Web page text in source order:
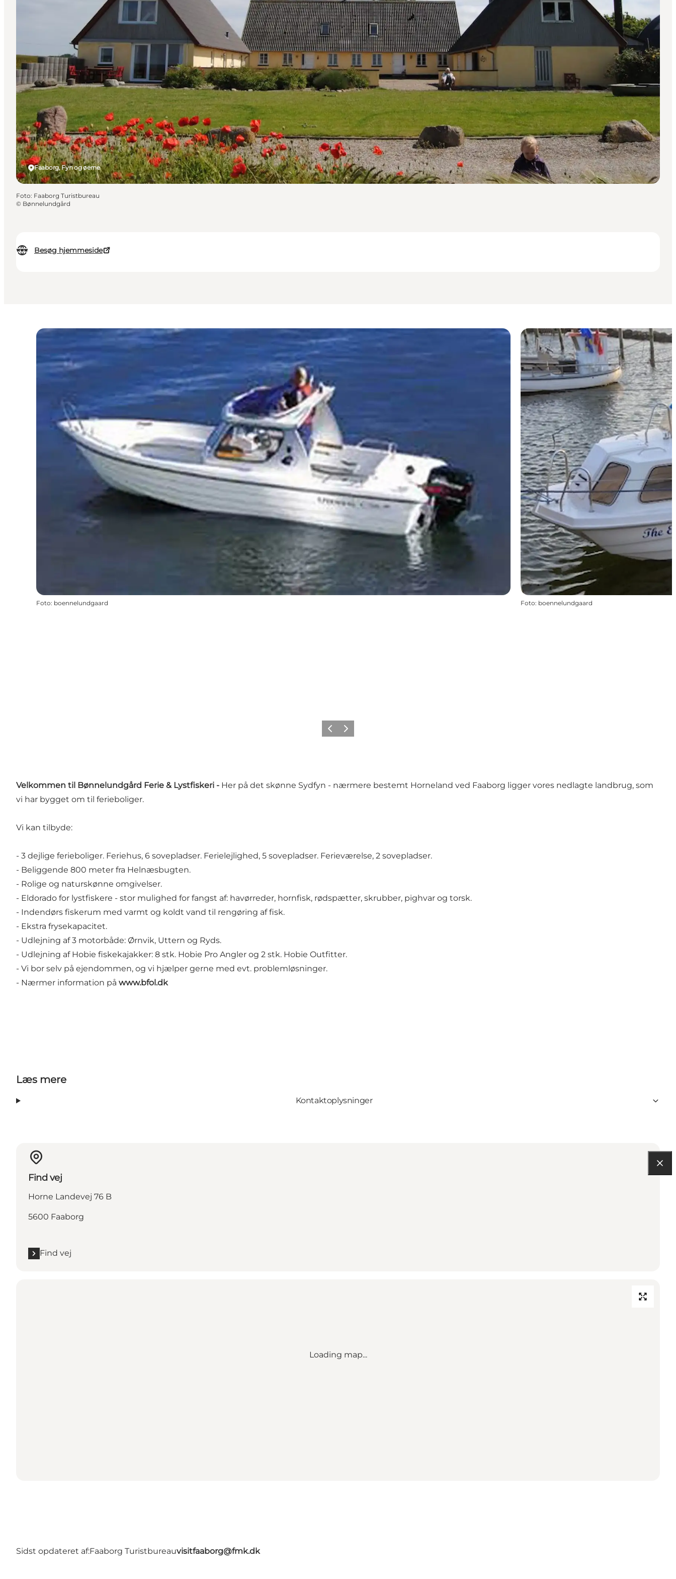
Besøg hjemmeside
Faaborg, Fyn og øerne
Foto: Faaborg Turistbureau
© Bønnelundgård
Foto: boennelundgaard Foto: boennelundgaard
Forrige billede
Næste billede
Velkommen til Bønnelundgård Ferie & Lystfiskeri - Her på det skønne Sydfyn - nærmere bestemt Horneland ved Faaborg ligger vores nedlagte landbrug, som
vi har bygget om til ferieboliger.
Vi kan tilbyde:
- 3 dejlige ferieboliger. Feriehus, 6 sovepladser. Ferielejlighed, 5 sovepladser. Ferieværelse, 2 sovepladser.
- Beliggende 800 meter fra Helnæsbugten.
- Rolige og naturskønne omgivelser.
- Eldorado for lystfiskere - stor mulighed for fangst af: havørreder, hornfisk, rødspætter, skrubber, pighvar og torsk.
- Indendørs fiskerum med varmt og koldt vand til rengøring af fisk.
- Ekstra frysekapacitet.
- Udlejning af 3 motorbåde: Ørnvik, Uttern og Ryds.
- Udlejning af Hobie fiskekajakker: 8 stk. Hobie Pro Angler og 2 stk. Hobie Outfitter.
- Vi bor selv på ejendommen, og vi hjælper gerne med evt. problemløsninger.
- Nærmer information på www.bfol.dk
Læs mere
Kontaktoplysninger
Find vej
Horne Landevej 76 B
5600 Faaborg
Find vej
Loading map...
Sidst opdateret af:Faaborg Turistbureauvisitfaaborg@fmk.dk